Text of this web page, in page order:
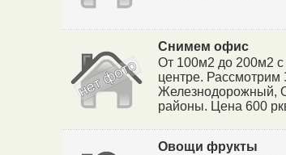
Снимем офис
От 100м2 до 200м2
центре. Рассмотрим
Железнодорожный,
районы. Цена 600
Овощи фрукты